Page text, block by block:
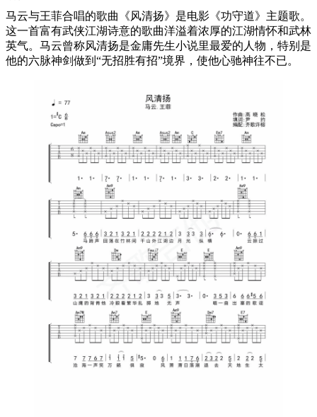
马云与王菲合唱的歌曲《风清扬》是电影《功守道》主题歌。
这一首富有武侠江湖诗意的歌曲洋溢着浓厚的江湖情怀和武林
英气。马云曾称风清扬是金庸先生小说里最爱的人物，特别是
他的六脉神剑做到“无招胜有招”境界，使他心驰神往不已。